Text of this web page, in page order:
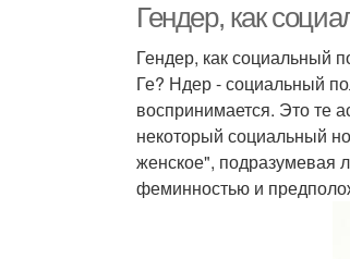
Гендер, как
Гендер, как социальный
Ге? Ндер - социальный
воспринимается. Это те
некоторый социальный
женское", подразумевая
феминностью и